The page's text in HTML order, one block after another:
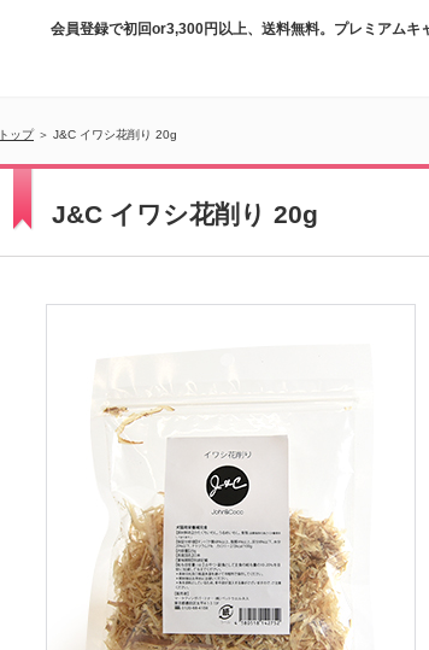
会員登録で初回or3,300円以上、送料無料。プレミアムキ
トップ＞ J&C イワシ花削り 20g
J&C イワシ花削り 20g